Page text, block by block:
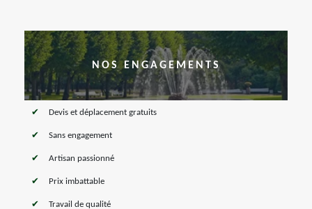
NOS ENGAGEMENTS
Devis et déplacement gratuits
Sans engagement
Artisan passionné
Prix imbattable
Travail de qualité